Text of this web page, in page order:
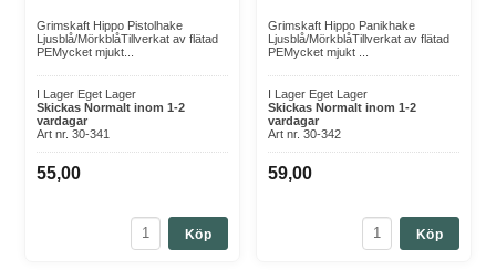
Grimskaft Hippo Pistolhake
Ljusblå/MörkblåTillverkat av flätad
PEMycket mjukt...
I Lager Eget Lager
Skickas Normalt inom 1-2
vardagar
Art nr. 30-341
55,00
Köp
Grimskaft Hippo Panikhake
Ljusblå/MörkblåTillverkat av flätad
PEMycket mjukt ...
I Lager Eget Lager
Skickas Normalt inom 1-2
vardagar
Art nr. 30-342
59,00
Köp